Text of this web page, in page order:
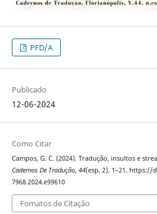
PFD/A
Publicado
12-06-2024
Como Citar
Campos, G. C. (2024). Tradução, insultos e
Cadernos De Tradução, 44(esp. 2), 1–21. https://
7968.2024.e99610
Fomatos de Citação